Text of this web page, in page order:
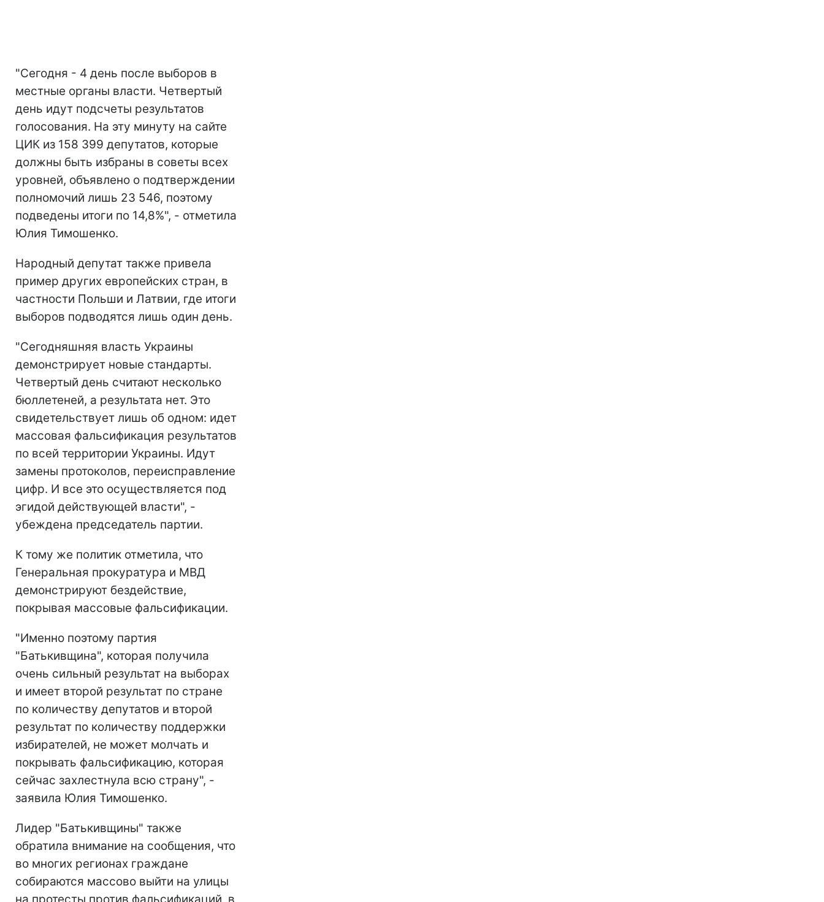
"Сегодня - 4 день после выборов в
местные органы власти. Четвертый
день идут подсчеты результатов
голосования. На эту минуту на сайте
ЦИК из 158 399 депутатов, которые
должны быть избраны в советы всех
уровней, объявлено о подтверждении
полномочий лишь 23 546, поэтому
подведены итоги по 14,8%", - отметила
Юлия Тимошенко.
Народный депутат также привела
пример других европейских стран, в
частности Польши и Латвии, где итоги
выборов подводятся лишь один день.
"Сегодняшняя власть Украины
демонстрирует новые стандарты.
Четвертый день считают несколько
бюллетеней, а результата нет. Это
свидетельствует лишь об одном: идет
массовая фальсификация результатов
по всей территории Украины. Идут
замены протоколов, переисправление
цифр. И все это осуществляется под
эгидой действующей власти", -
убеждена председатель партии.
К тому же политик отметила, что
Генеральная прокуратура и МВД
демонстрируют бездействие,
покрывая массовые фальсификации.
"Именно поэтому партия
"Батькивщина", которая получила
очень сильный результат на выборах
и имеет второй результат по стране
по количеству депутатов и второй
результат по количеству поддержки
избирателей, не может молчать и
покрывать фальсификацию, которая
сейчас захлестнула всю страну", -
заявила Юлия Тимошенко.
Лидер "Батькивщины" также
обратила внимание на сообщения, что
во многих регионах граждане
собираются массово выйти на улицы